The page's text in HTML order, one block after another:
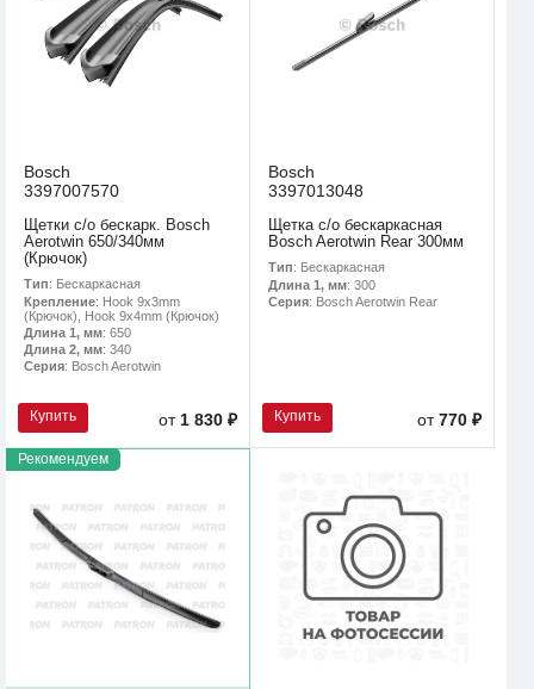
Bosch
3397007570
Щетки с/о бескарк. Bosch
Aerotwin 650/340мм
(Крючок)
Тип: Бескаркасная
Крепление: Hook 9x3mm
(Крючок), Hook 9x4mm (Крючок)
Длина 1, мм: 650
Длина 2, мм: 340
Серия: Bosch Aerotwin
Купить от 1 830 ₽
Bosch
3397013048
Щетка с/о бескаркасная
Bosch Aerotwin Rear 300мм
Тип: Бескаркасная
Длина 1, мм: 300
Серия: Bosch Aerotwin Rear
Купить от770 ₽
Рекомендуем